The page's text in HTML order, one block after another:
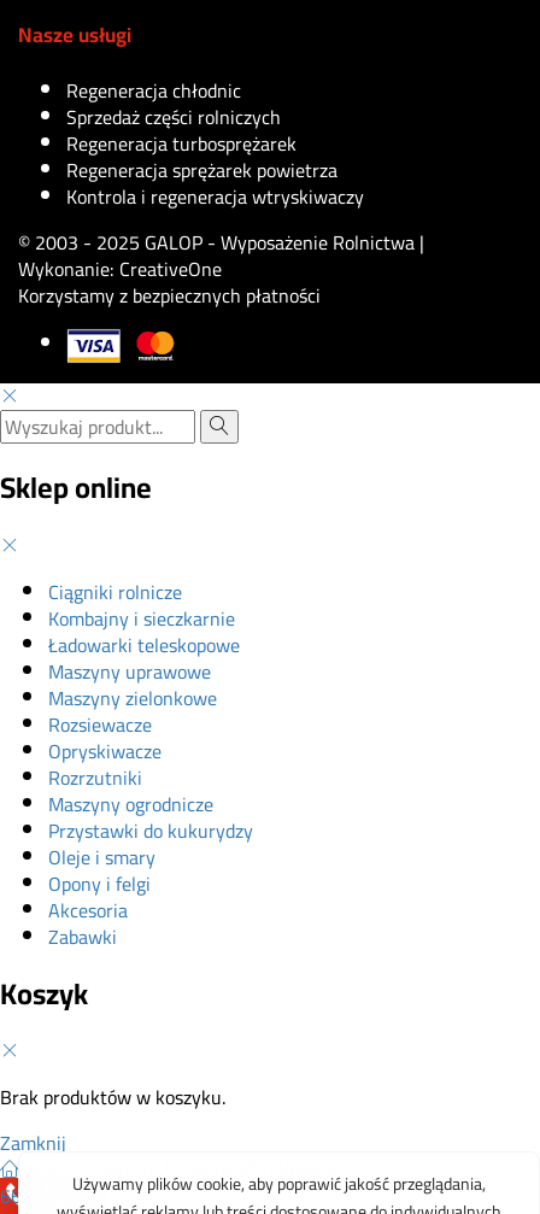
Nasze usługi
Regeneracja chłodnic
Sprzedaż części rolniczych
Regeneracja turbosprężarek
Regeneracja sprężarek powietrza
Kontrola i regeneracja wtryskiwaczy
© 2003 - 2025 GALOP - Wyposażenie Rolnictwa |
Wykonanie: CreativeOne
Korzystamy z bezpiecznych płatności
Sklep online
Ciągniki rolnicze
Kombajny i sieczkarnie
Ładowarki teleskopowe
Maszyny uprawowe
Maszyny zielonkowe
Rozsiewacze
Opryskiwacze
Rozrzutniki
Maszyny ogrodnicze
Przystawki do kukurydzy
Oleje i smary
Opony i felgi
Akcesoria
Zabawki
Koszyk
Brak produktów w koszyku.
Zamknij
Produkty Szukaj Koszyk
665 199 755